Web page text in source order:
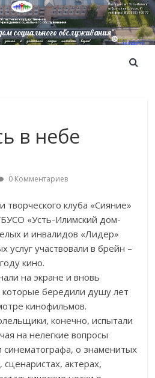
государственное
социального обслуживания
juecj
@mail
социального обслуживания"
Наш адрес в г. Усть-Илимск:
ул. Братское Шоссе, 41
тел/факс: 8(395-35) 4-09-77
к достойной жизни личности ведет!
в небе
0 Комментариев
творческого клуба «Сияние»
«Усть-Илимский дом-
и инвалидов «Лидер»
услуг участвовали в брейн –
кино.
на экране и вновь
которые бередили душу лет
кинофильмов.
конечно, испытали
на нелегкие вопросы
о знаменитых
сценаристах, актерах,